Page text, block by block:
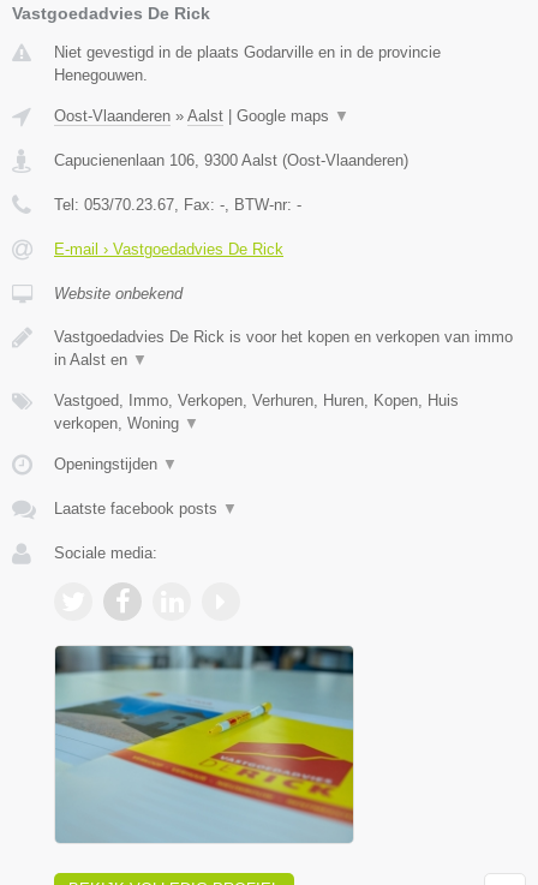
Vastgoedadvies De Rick
Niet gevestigd in de plaats Godarville en in de provincie
Henegouwen.
Oost-Vlaanderen » Aalst Google maps ▼
Capucienenlaan 106 9300 Aalst (Oost-Vlaanderen)
Tel: 053/70.23.67 , Fax: - , BTW-nr: -
E-mail › Vastgoedadvies De Rick
Website onbekend
Vastgoedadvies De Rick is voor het kopen en verkopen van immo
in Aalst en ▼
Vastgoed, Immo, Verkopen, Verhuren, Huren, Kopen, Huis
verkopen, Woning ▼
Openingstijden ▼
Laatste facebook posts ▼
Sociale media: